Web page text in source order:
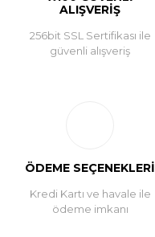
ALIŞVERİŞ
256bit SSL Sertifikası ile
güvenli alışveriş
ÖDEME SEÇENEKLERİ
Kredi Kartı ve havale ile
ödeme imkanı